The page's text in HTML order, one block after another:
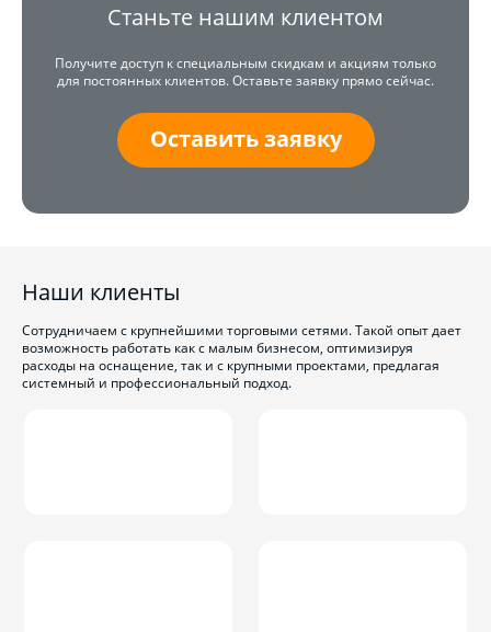
Станьте нашим клиентом
Получите доступ к специальным скидкам и акциям только
для постоянных клиентов. Оставьте заявку прямо сейчас.
Оставить заявку
Наши клиенты
Сотрудничаем с крупнейшими торговыми сетями. Такой опыт дает
возможность работать как с малым бизнесом, оптимизируя
расходы на оснащение, так и с крупными проектами, предлагая
системный и профессиональный подход.